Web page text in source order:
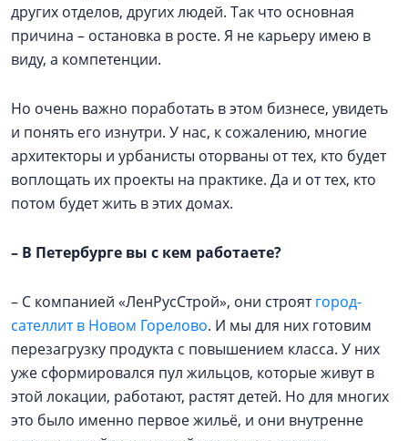
других отделов, других людей. Так что основная
причина – остановка в росте. Я не карьеру имею в
виду, а компетенции.
Но очень важно поработать в этом бизнесе, увидеть
и понять его изнутри. У нас, к сожалению, многие
архитекторы и урбанисты оторваны от тех, кто будет
воплощать их проекты на практике. Да и от тех, кто
потом будет жить в этих домах.
– В Петербурге вы с кем работаете?
– С компанией «ЛенРусСтрой», они строятгород-
сателлит в Новом Горелово. И мы для них готовим
перезагрузку продукта с повышением класса. У них
уже сформировался пул жильцов, которые живут в
этой локации, работают, растят детей. Но для многих
это было именно первое жильё, и они внутренне